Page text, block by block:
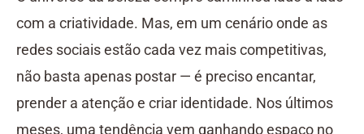
com a criatividade. Mas, em um cenário onde as
redes sociais estão cada vez mais competitivas,
não basta apenas postar — é preciso encantar,
prender a atenção e criar identidade. Nos últimos
meses, uma tendência vem ganhando espaço no